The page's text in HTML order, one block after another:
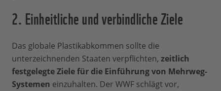
2. Einheitliche und verbindliche Ziele
Das globale Plastikabkommen sollte die
unterzeichnenden Staaten verpflichten, zeitlich
festgelegte Ziele für die Einführung von Mehrweg-
Systemen einzuhalten. Der WWF schlägt vor,